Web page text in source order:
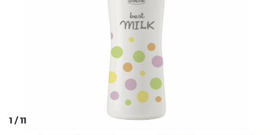
1 /11